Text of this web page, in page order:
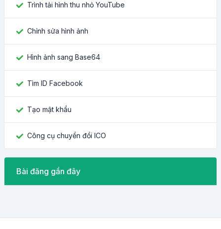
Trình tải hình thu nhỏ YouTube
Chỉnh sửa hình ảnh
Hình ảnh sang Base64
Tìm ID Facebook
Tạo mật khẩu
Công cụ chuyển đổi ICO
Bài đăng gần đây